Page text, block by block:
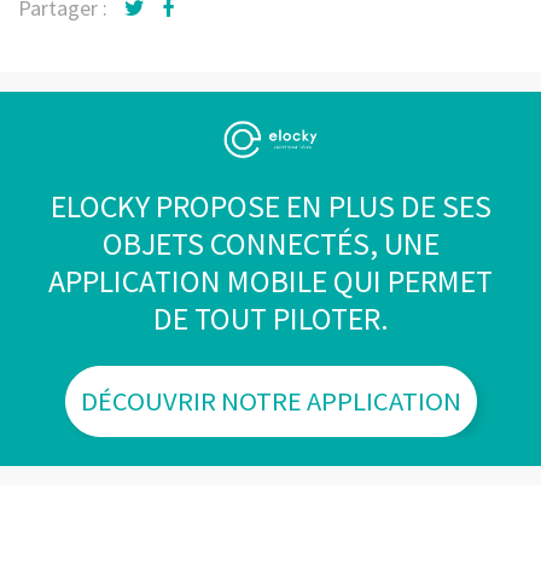
Partager :
ELOCKY PROPOSE EN PLUS DE SES
OBJETS CONNECTÉS, UNE
APPLICATION MOBILE QUI PERMET
DE TOUT PILOTER.
DÉCOUVRIR NOTRE APPLICATION